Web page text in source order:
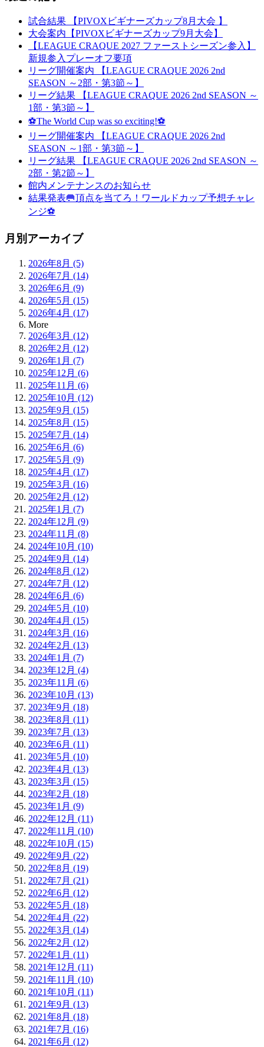
試合結果 【PIVOXビギナーズカップ8月大会 】
大会案内【PIVOXビギナーズカップ9月大会】
【LEAGUE CRAQUE 2027 ファーストシーズン参入】
新規参入プレーオフ要項
リーグ開催案内 【LEAGUE CRAQUE 2026 2nd
SEASON ～2部・第3節～】
リーグ結果 【LEAGUE CRAQUE 2026 2nd SEASON ～
1部・第3節～】
⚽The World Cup was so exciting!⚽
リーグ開催案内 【LEAGUE CRAQUE 2026 2nd
SEASON ～1部・第3節～】
リーグ結果 【LEAGUE CRAQUE 2026 2nd SEASON ～
2部・第2節～】
館内メンテナンスのお知らせ
結果発表🥅頂点を当てろ！ワールドカップ予想チャレ
ンジ⚽
月別アーカイブ
2026年8月 (5)
2026年7月 (14)
2026年6月 (9)
2026年5月 (15)
2026年4月 (17)
More
2026年3月 (12)
2026年2月 (12)
2026年1月 (7)
2025年12月 (6)
2025年11月 (6)
2025年10月 (12)
2025年9月 (15)
2025年8月 (15)
2025年7月 (14)
2025年6月 (6)
2025年5月 (9)
2025年4月 (17)
2025年3月 (16)
2025年2月 (12)
2025年1月 (7)
2024年12月 (9)
2024年11月 (8)
2024年10月 (10)
2024年9月 (14)
2024年8月 (12)
2024年7月 (12)
2024年6月 (6)
2024年5月 (10)
2024年4月 (15)
2024年3月 (16)
2024年2月 (13)
2024年1月 (7)
2023年12月 (4)
2023年11月 (6)
2023年10月 (13)
2023年9月 (18)
2023年8月 (11)
2023年7月 (13)
2023年6月 (11)
2023年5月 (10)
2023年4月 (13)
2023年3月 (15)
2023年2月 (18)
2023年1月 (9)
2022年12月 (11)
2022年11月 (10)
2022年10月 (15)
2022年9月 (22)
2022年8月 (19)
2022年7月 (21)
2022年6月 (12)
2022年5月 (18)
2022年4月 (22)
2022年3月 (14)
2022年2月 (12)
2022年1月 (11)
2021年12月 (11)
2021年11月 (10)
2021年10月 (11)
2021年9月 (13)
2021年8月 (18)
2021年7月 (16)
2021年6月 (12)